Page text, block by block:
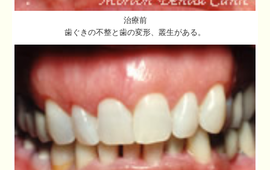
治療前
歯ぐきの不整と歯の変形、叢生がある。